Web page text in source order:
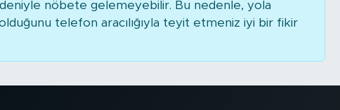
nöbete gelemeyebilir. Bu nedenle, yola
telefon aracılığıyla teyit etmeniz iyi bir fikir